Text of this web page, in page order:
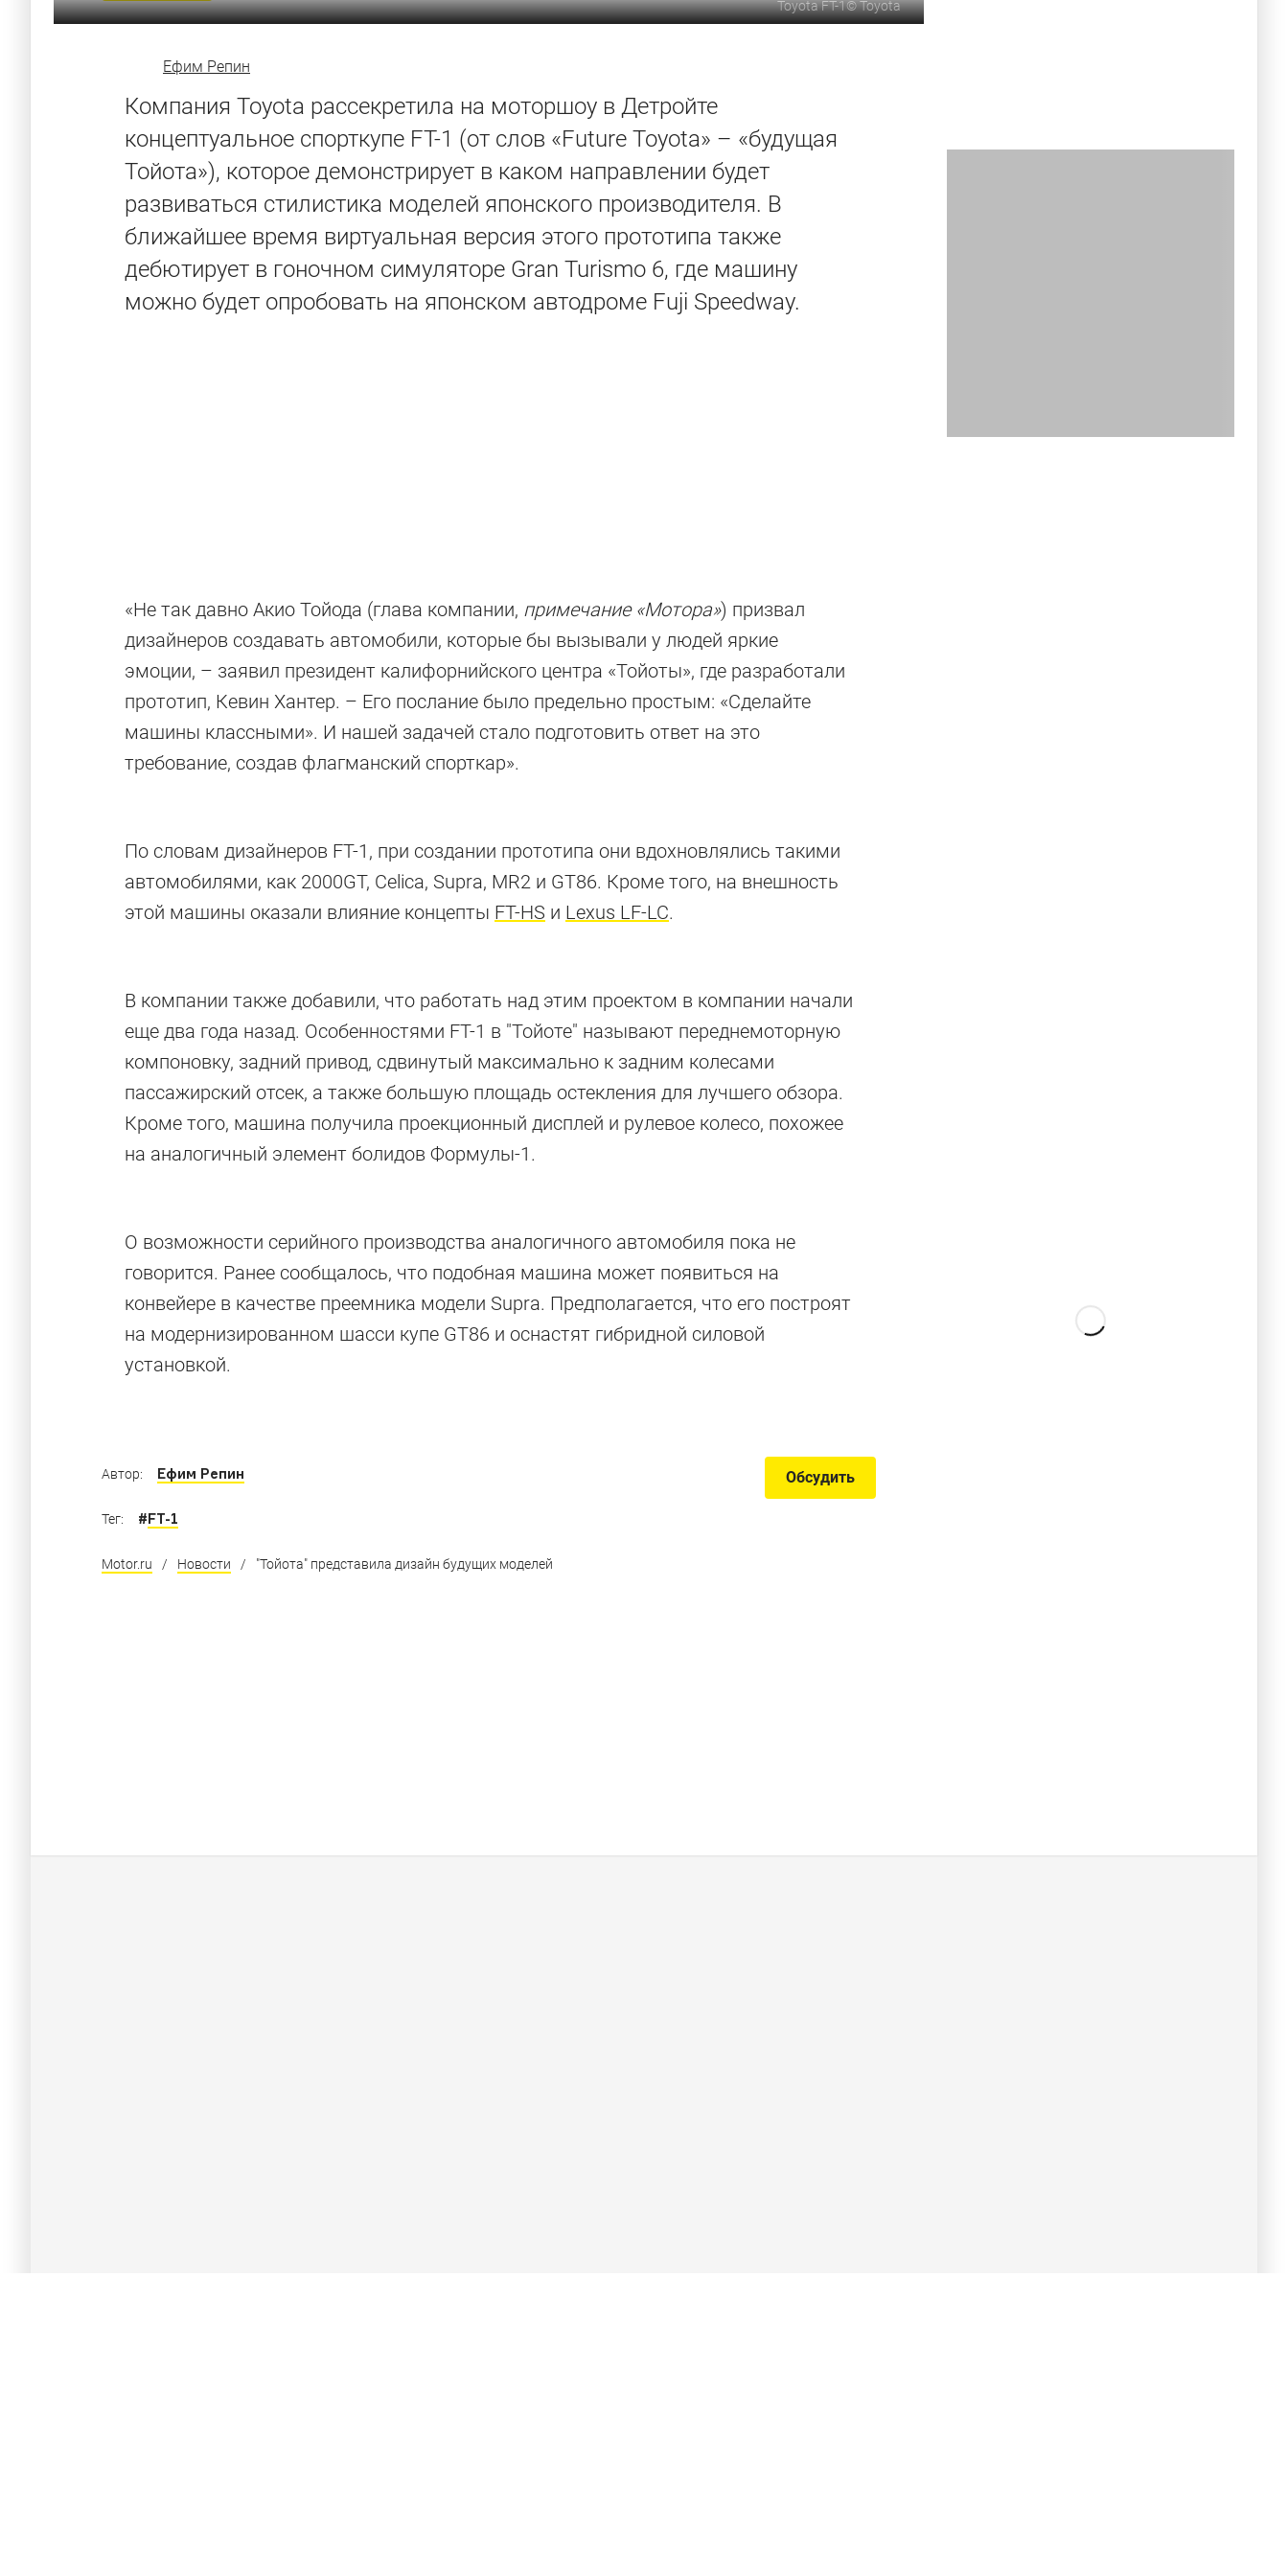
Toyota FT-1©Toyota
Ефим Репин
Компания Toyota рассекретила на моторшоу в Детройте
концептуальное спорткупе FT-1 (от слов «Future Toyota» – «будущая
Тойота»), которое демонстрирует в каком направлении будет
развиваться стилистика моделей японского производителя. В
ближайшее время виртуальная версия этого прототипа также
дебютирует в гоночном симуляторе Gran Turismo 6, где машину
можно будет опробовать на японском автодроме Fuji Speedway.
«Не так давно Акио Тойода (глава компании, примечание «Мотора») призвал
дизайнеров создавать автомобили, которые бы вызывали у людей яркие
эмоции, – заявил президент калифорнийского центра «Тойоты», где разработали
прототип, Кевин Хантер. – Его послание было предельно простым: «Сделайте
машины классными». И нашей задачей стало подготовить ответ на это
требование, создав флагманский спорткар».
По словам дизайнеров FT-1, при создании прототипа они вдохновлялись такими
автомобилями, как 2000GT, Celica, Supra, MR2 и GT86. Кроме того, на внешность
этой машины оказали влияние концепты FT-HS и Lexus LF-LC.
В компании также добавили, что работать над этим проектом в компании начали
еще два года назад. Особенностями FT-1 в "Тойоте" называют переднемоторную
компоновку, задний привод, сдвинутый максимально к задним колесами
пассажирский отсек, а также большую площадь остекления для лучшего обзора.
Кроме того, машина получила проекционный дисплей и рулевое колесо, похожее
на аналогичный элемент болидов Формулы-1.
О возможности серийного производства аналогичного автомобиля пока не
говорится. Ранее сообщалось, что подобная машина может появиться на
конвейере в качестве преемника модели Supra. Предполагается, что его построят
на модернизированном шасси купе GT86 и оснастят гибридной силовой
установкой.
Обсудить
Автор: Ефим Репин
Тег: #FT-1
Motor.ru / Новости / "Тойота" представила дизайн будущих моделей